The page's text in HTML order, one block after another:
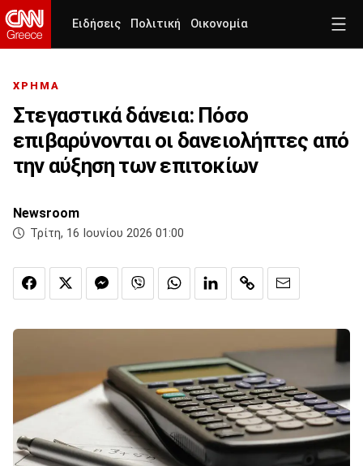
Ειδήσεις Πολιτική Οικονομία
ΧΡΗΜΑ
Στεγαστικά δάνεια: Πόσο
επιβαρύνονται οι δανειολήπτες από
την αύξηση των επιτοκίων
Newsroom
Τρίτη, 16 Ιουνίου 2026 01:00